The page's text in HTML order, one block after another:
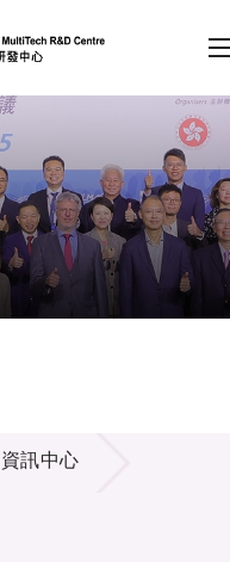
）
員登入
EN 繁 简
資訊中心